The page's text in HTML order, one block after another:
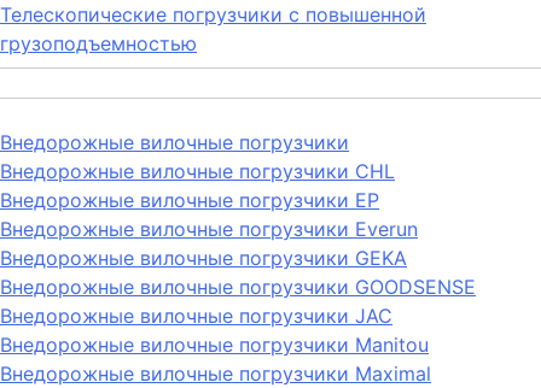
Телескопические погрузчики с повышенной
грузоподъемностью
Внедорожные вилочные погрузчики
Внедорожные вилочные погрузчики CHL
Внедорожные вилочные погрузчики EP
Внедорожные вилочные погрузчики Everun
Внедорожные вилочные погрузчики GEKA
Внедорожные вилочные погрузчики GOODSENSE
Внедорожные вилочные погрузчики JAC
Внедорожные вилочные погрузчики Manitou
Внедорожные вилочные погрузчики Maximal